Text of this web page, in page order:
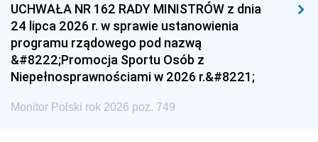
UCHWAŁA NR 162 RADY MINISTRÓW z dnia
24 lipca 2026 r. w sprawie ustanowienia
programu rządowego pod nazwą
&#8222;Promocja Sportu Osób z
Niepełnosprawnościami w 2026 r.&#8221;
Monitor Polski rok 2026 poz. 749